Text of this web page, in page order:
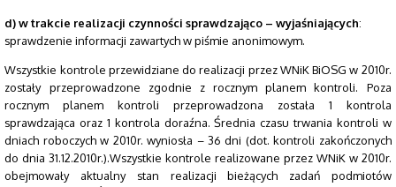
d) w trakcie realizacji czynności sprawdzająco – wyjaśniających:
sprawdzenie informacji zawartych w piśmie anonimowym.
Wszystkie kontrole przewidziane do realizacji przez WNiK BiOSG w 2010r.
zostały przeprowadzone zgodnie z rocznym planem kontroli. Poza
rocznym planem kontroli przeprowadzona została 1 kontrola
sprawdzająca oraz 1 kontrola doraźna. Średnia czasu trwania kontroli w
dniach roboczych w 2010r. wyniosła – 36 dni (dot. kontroli zakończonych
do dnia 31.12.2010r.).Wszystkie kontrole realizowane przez WNiK w 2010r.
obejmowały aktualny stan realizacji bieżących zadań podmiotów